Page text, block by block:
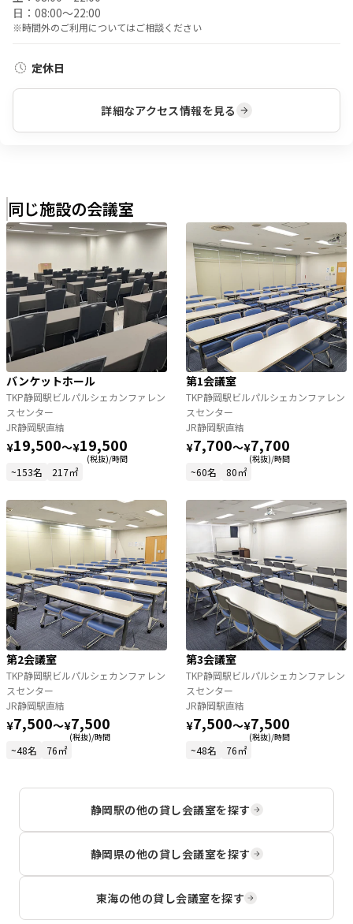
日： 08:00〜22:00
※時間外のご利用についてはご相談ください
定休日
詳細なアクセス情報を見る
同じ施設の会議室
バンケットホール
TKP静岡駅ビルパルシェカンファレン
スセンター
JR静岡駅直結
¥19,500〜¥19,500
(税抜)/時間
~153名 217㎡
第1会議室
TKP静岡駅ビルパルシェカンファレン
スセンター
JR静岡駅直結
¥7,700〜¥7,700
(税抜)/時間
~60名 80㎡
第2会議室
TKP静岡駅ビルパルシェカンファレン
スセンター
JR静岡駅直結
¥7,500〜¥7,500
(税抜)/時間
~48名 76㎡
第3会議室
TKP静岡駅ビルパルシェカンファレン
スセンター
JR静岡駅直結
¥7,500〜¥7,500
(税抜)/時間
~48名 76㎡
静岡駅の他の貸し会議室を探す
静岡県の他の貸し会議室を探す
東海の他の貸し会議室を探す